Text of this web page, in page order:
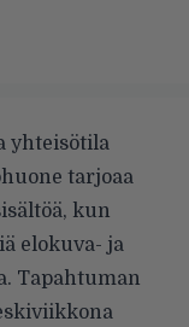
yhteisötila
tarjoaa
kun
elokuva- ja
Tapahtuman